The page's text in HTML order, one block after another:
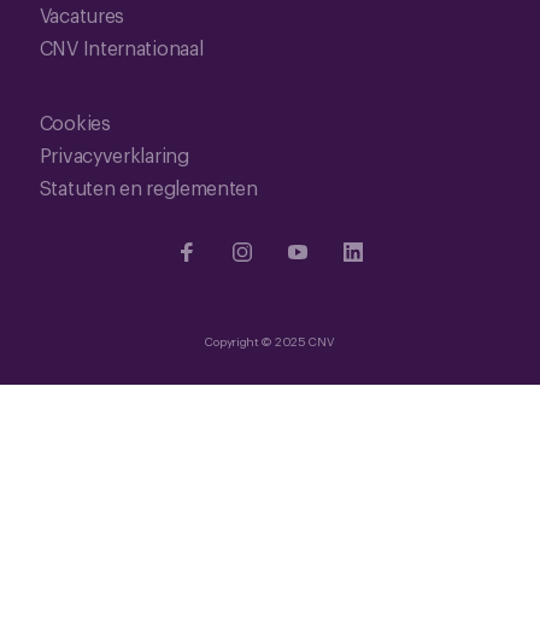
Vacatures
CNV Internationaal
Cookies
Privacyverklaring
Statuten en reglementen
Copyright © 2025 CNV